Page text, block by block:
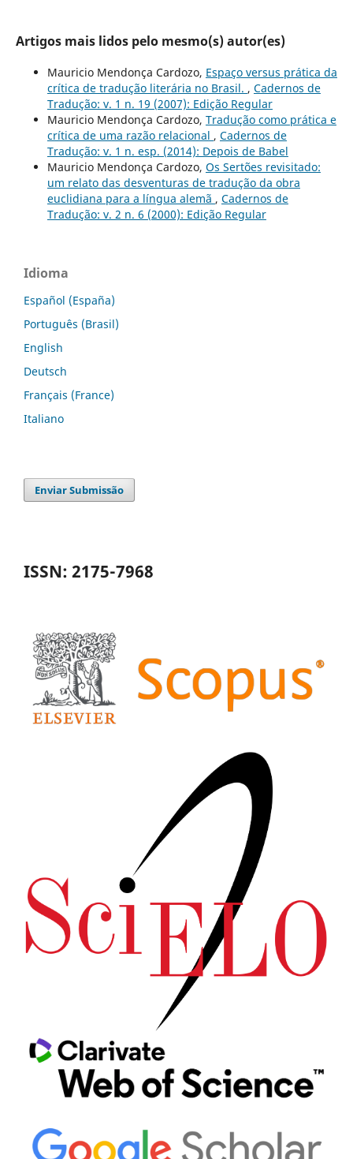
Artigos mais lidos pelo mesmo(s) autor(es)
Mauricio Mendonça Cardozo, Espaço versus prática da
crítica de tradução literária no Brasil. , Cadernos de
Tradução: v. 1 n. 19 (2007): Edição Regular
Mauricio Mendonça Cardozo, Tradução como prática e
crítica de uma razão relacional , Cadernos de
Tradução: v. 1 n. esp. (2014): Depois de Babel
Mauricio Mendonça Cardozo, Os Sertões revisitado:
um relato das desventuras de tradução da obra
euclidiana para a língua alemã , Cadernos de
Tradução: v. 2 n. 6 (2000): Edição Regular
Idioma
Español (España)
Português (Brasil)
English
Deutsch
Français (France)
Italiano
Enviar Submissão
ISSN: 2175-7968